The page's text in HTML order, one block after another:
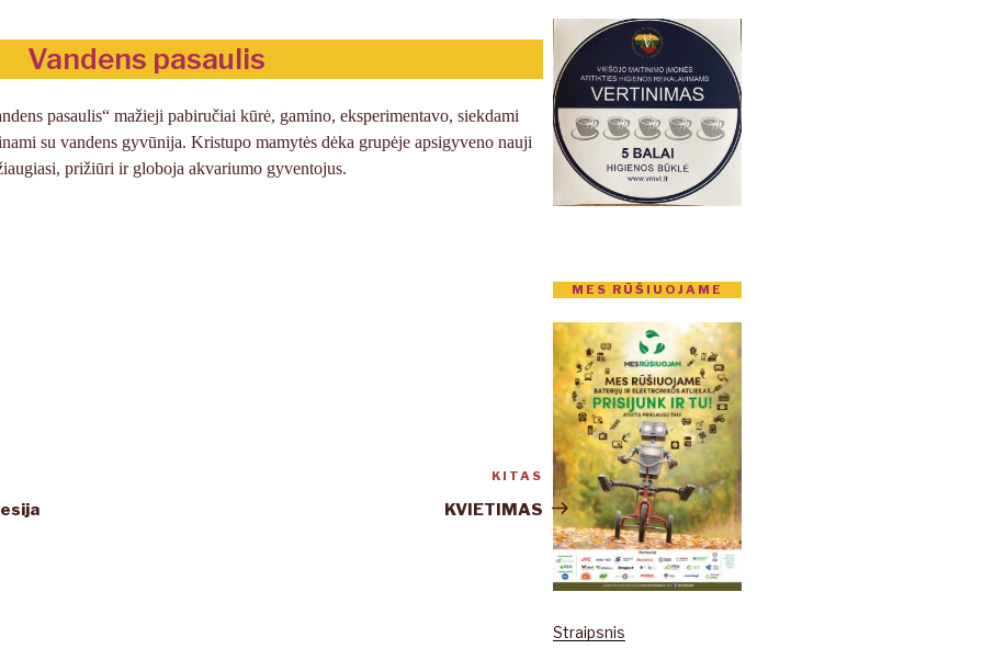
Vandens pasaulis
pasaulis“ mažieji pabiručiai kūrė, gamino, eksperimentavo, siekdami
su vandens gyvūnija. Kristupo mamytės dėka grupėje apsigyveno nauji
prižiūri ir globoja akvariumo gyventojus.
Kitas
įrašas
KITAS
KVIETIMAS
MES RŪŠIUOJAME
Straipsnis